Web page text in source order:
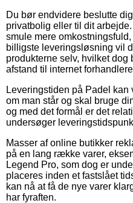
Du bør endvidere beslutte
privatbolig eller til dit
smule mere
billigste leveringsløsning vil
produkterne selv, hvilket dog
afstand til internet
Leveringstiden på Padel
om man står og skal bruge
og med det formål er det
undersøger
Masser af online butikker
på en lang række varer,
Legend Pro, som dog er
placeres inden et fastslået
kan nå at få de nye varer
har fyraften.